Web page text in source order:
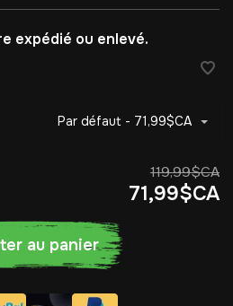
expédié ou enlevé.
Par défaut - 71,99$CA
119,99$CA
71,99$CA
au panier